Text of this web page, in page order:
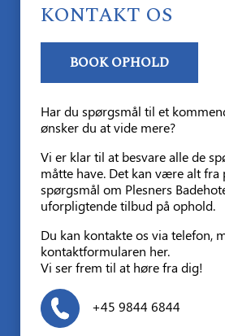
KONTAKT OS
BOOK OPHOLD
Har du spørgsmål til et
ønsker du at vide mere?
Vi er klar til at besvare alle de
måtte have. Det kan være alt fra
spørgsmål om Plesners
uforpligtende tilbud på ophold.
Du kan kontakte os via telefon,
kontaktformularen her.
Vi ser frem til at høre fra dig!
+45 9844 6844